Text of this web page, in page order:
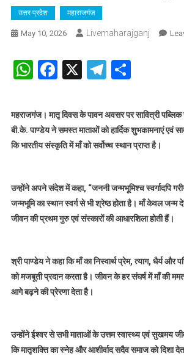
उत्तर प्रदेश महाराजगंज
May 10, 2026 Livemaharajganj
WhatsApp
Facebook
X Telegram
Share
महराजगंज। मातृ दिवस के पावन अवसर पर सावित्री
बी.के. पाण्डेय ने समस्त माताओं को हार्दिक शुभकामनाएं एवं
कि भारतीय संस्कृति में माँ को सर्वोच्च स्थान प्राप्त है।
उन्होंने अपने संदेश में कहा, “जननी जन्मभूमिश्च स्वर्गादपि
जन्मभूमि का स्थान स्वर्ग से भी श्रेष्ठ होता है। माँ केवल जन्म
जीवन की प्रथम गुरु एवं संस्कारों की आधारशिला होती हैं।
श्री पाण्डेय ने कहा कि माँ का निस्वार्थ प्रेम, त्याग, धैर्य और
को मजबूती प्रदान करता है। जीवन के हर संघर्ष में माँ की
आगे बढ़ने की प्रेरणा देता है।
उन्होंने ईश्वर से सभी माताओं के उत्तम स्वास्थ्य एवं सुखमय
कि मातृशक्ति का स्नेह और आशीर्वाद सदैव समाज को दिशा